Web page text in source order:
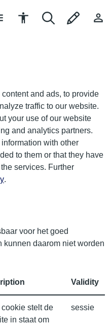
and ads, to provide
traffic to our website.
your use of our website
and analytics partners.
with other
to them or that they have
services. Further
.
voor het goed
kunnen daarom niet worden
Validity
cookie stelt de
in staat om
sessie